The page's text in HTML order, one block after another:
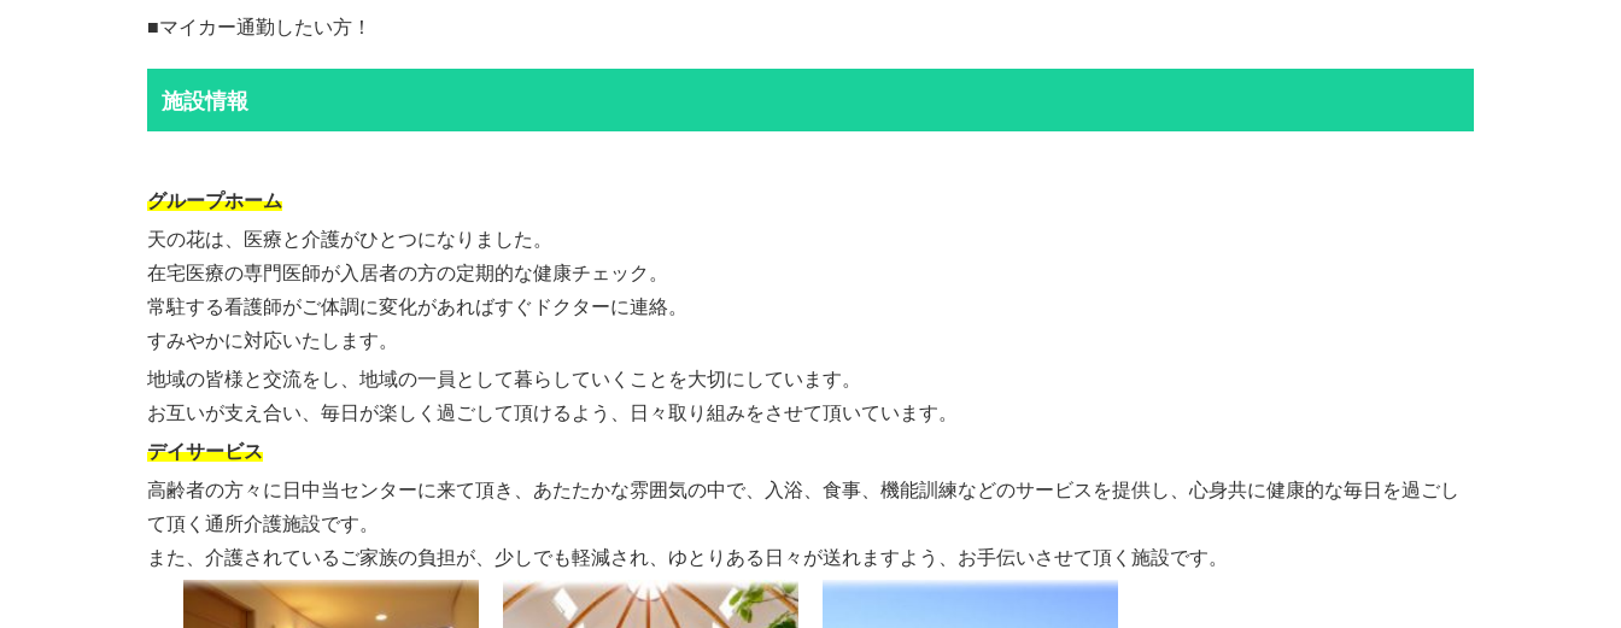
■マイカー通勤したい方！
施設情報
グループホーム
天の花は、医療と介護がひとつになりました。
在宅医療の専門医師が入居者の方の定期的な健康チェック。
常駐する看護師がご体調に変化があればすぐドクターに連絡。
すみやかに対応いたします。
地域の皆様と交流をし、地域の一員として暮らしていくことを大切にしています。
お互いが支え合い、毎日が楽しく過ごして頂けるよう、日々取り組みをさせて頂いています。
デイサービス
高齢者の方々に日中当センターに来て頂き、あたたかな雰囲気の中で、入浴、食事、機能訓練などのサービスを提供し、心身共に健康的な毎日を過ごし
て頂く通所介護施設です。
また、介護されているご家族の負担が、少しでも軽減され、ゆとりある日々が送れますよう、お手伝いさせて頂く施設です。